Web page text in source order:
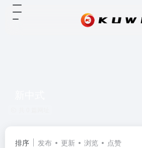
排序 发布 更新 浏览 点赞